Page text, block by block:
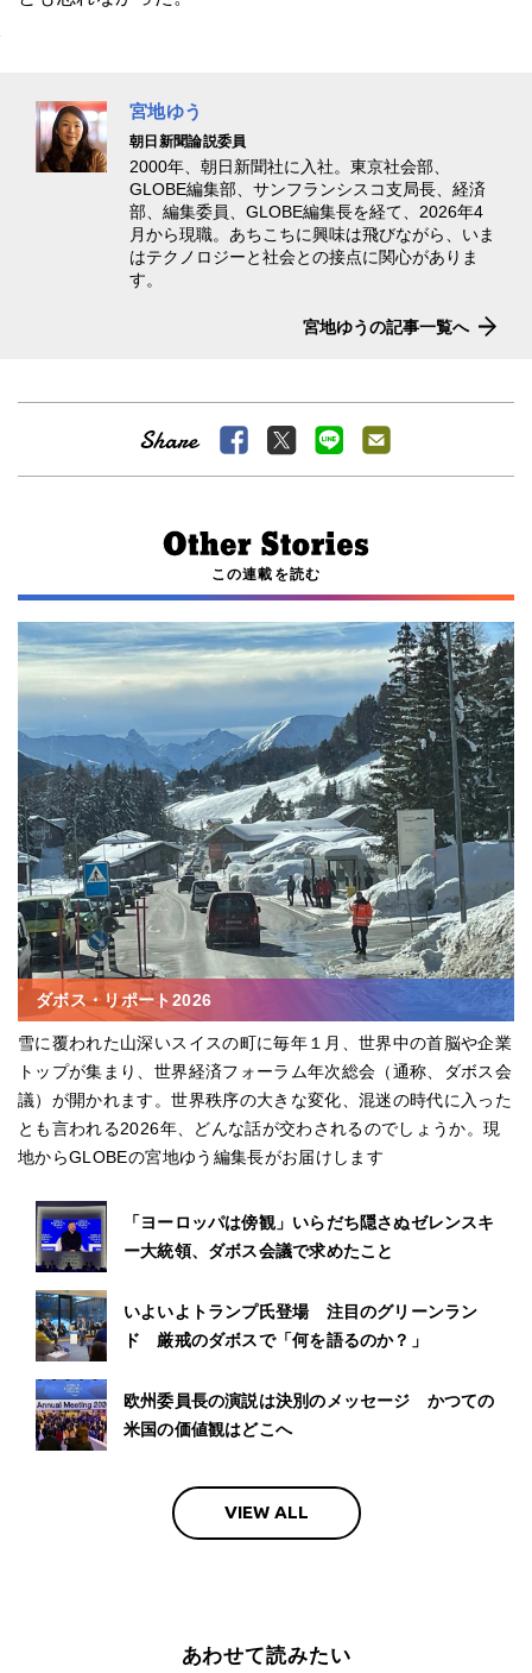
宮地ゆう
朝日新聞論説委員
2000年、朝日新聞社に入社。東京社会部、
GLOBE編集部、サンフランシスコ支局長、経済
部、編集委員、GLOBE編集長を経て、2026年4
月から現職。あちこちに興味は飛びながら、いま
はテクノロジーと社会との接点に関心がありま
す。
宮地ゆうの記事一覧へ
この連載を読む
ダボス・リポート2026
雪に覆われた山深いスイスの町に毎年１月、世界中の首脳や企業
トップが集まり、世界経済フォーラム年次総会（通称、ダボス会
議）が開かれます。世界秩序の大きな変化、混迷の時代に入った
とも言われる2026年、どんな話が交わされるのでしょうか。現
地からGLOBEの宮地ゆう編集長がお届けします
「ヨーロッパは傍観」いらだち隠さぬゼレンスキ
ー大統領、ダボス会議で求めたこと
いよいよトランプ氏登場 注目のグリーンラン
ド 厳戒のダボスで「何を語るのか？」
欧州委員長の演説は決別のメッセージ かつての
米国の価値観はどこへ
VIEW ALL
あわせて読みたい